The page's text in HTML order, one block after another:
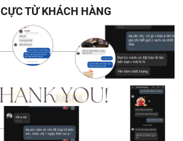
TỪ KHÁCH HÀNG